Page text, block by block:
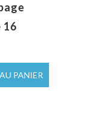
16
PANIER